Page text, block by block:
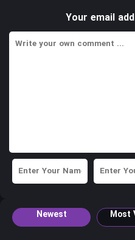
Newest Most
Your email